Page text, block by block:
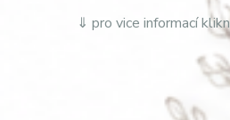
⇓ pro vice informací